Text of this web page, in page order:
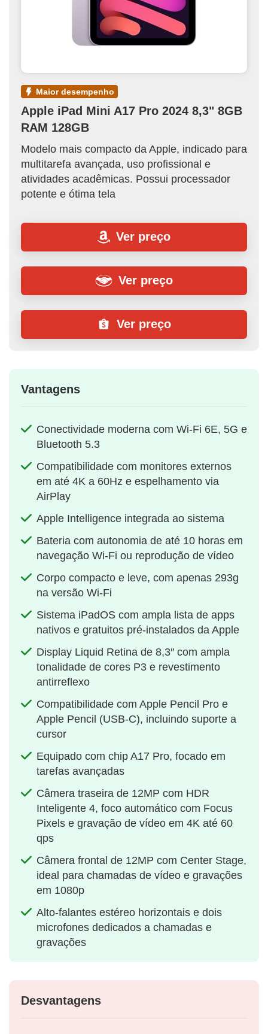
maior desempenho
Apple iPad Mini A17 Pro 2024 8,3" 8GB
RAM 128GB
Modelo mais compacto da Apple, indicado para
multitarefa avançada, uso profissional e
atividades acadêmicas. Possui processador
potente e ótima tela
Ver preço
Ver preço
Ver preço
Vantagens
Conectividade moderna com Wi-Fi 6E, 5G e
Bluetooth 5.3
Compatibilidade com monitores externos
em até 4K a 60Hz e espelhamento via
AirPlay
Apple Intelligence integrada ao sistema
Bateria com autonomia de até 10 horas em
navegação Wi-Fi ou reprodução de vídeo
Corpo compacto e leve, com apenas 293g
na versão Wi-Fi
Sistema iPadOS com ampla lista de apps
nativos e gratuitos pré-instalados da Apple
Display Liquid Retina de 8,3″ com ampla
tonalidade de cores P3 e revestimento
antirreflexo
Compatibilidade com Apple Pencil Pro e
Apple Pencil (USB-C), incluindo suporte a
cursor
Equipado com chip A17 Pro, focado em
tarefas avançadas
Câmera traseira de 12MP com HDR
Inteligente 4, foco automático com Focus
Pixels e gravação de vídeo em 4K até 60
qps
Câmera frontal de 12MP com Center Stage,
ideal para chamadas de vídeo e gravações
em 1080p
Alto-falantes estéreo horizontais e dois
microfones dedicados a chamadas e
gravações
Desvantagens